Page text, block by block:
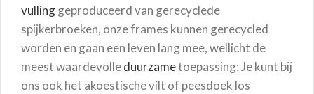
vullinggeproduceerd van gerecyclede
spijkerbroeken, onze frames kunnen gerecycled
worden en gaan een leven lang mee, wellicht de
meest waardevolleduurzametoepassing: Je kunt bij
ons ook het akoestische vilt of peesdoek los